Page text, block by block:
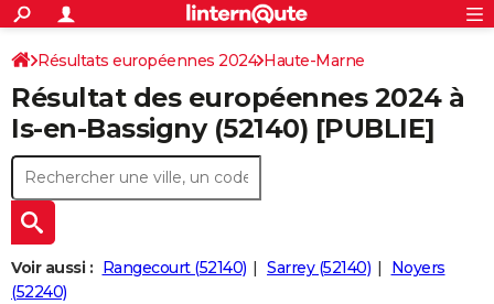
ACTUALITÉS
Politique
Société
Faits Divers
Education
Monde
Villes
+
SPORT
Coupe du monde 2026
Football
Tennis
Cyclisme
Rugby
Forum
Programme TV
TNT
Streaming
Cinéma
Sorties cinéma
Musique
+
FINANCE
Retraite
Impôts
Epargne
Immobilier
Risques naturels par ville
Banque
Assurance
Crédit
AUTO
Essais
Réserver un essai
Citadines
Berlines
SUV
Forum auto
+
HIGH-TECH
Mobiles
Meilleur smartphone
Internet
Ordinateurs
Jeux vidéo
Guide high-tech
+
BRICOLAGE
S'inscrire
Connexion
Résultats européennes 2024 Haute-Marne
Résultat des européennes 2024 à
Is-en-Bassigny (52140) [PUBLIE]
Voir aussi : Rangecourt (52140) Sarrey (52140)
Noyers
(52240)